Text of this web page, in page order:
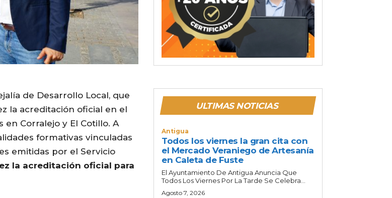
de Desarrollo Local, que
la acreditación oficial en el
Corralejo y El Cotillo. A
formativas vinculadas
emitidas por el Servicio
la acreditación oficial para
ULTIMAS NOTICIAS
Antigua
Todos los viernes la gran cita con
el Mercado Veraniego de Artesanía
en Caleta de Fuste
El Ayuntamiento De Antigua Anuncia Que
Todos Los Viernes Por La Tarde Se Celebra...
Agosto 7, 2026